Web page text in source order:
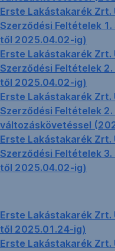
Erste Lakástakarék
Szerződési Feltételek
től 2025.04.02-ig)
Erste Lakástakarék
Szerződési Feltételek
től 2025.04.02-ig)
Erste Lakástakarék
Szerződési Feltételek
változáskövetéssel
Erste Lakástakarék
Szerződési Feltételek
től 2025.04.02-ig)
Erste Lakástakarék
től 2025.01.24-ig)
Erste Lakástakarék Zrt.